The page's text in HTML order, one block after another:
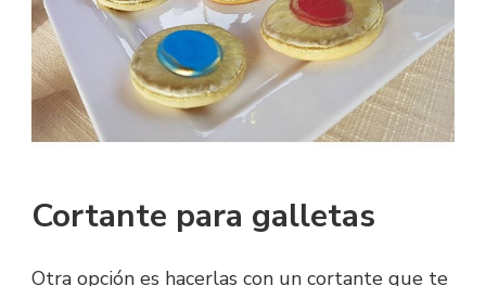
Cortante para galletas
Otra opción es hacerlas con un cortante que te